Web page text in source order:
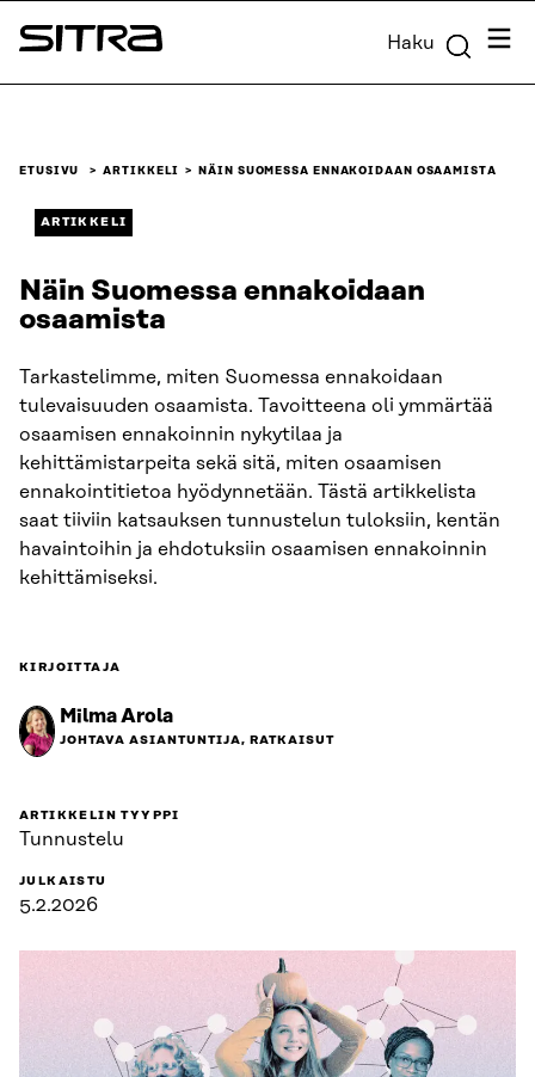
Siirry
suoraan
Sitra Haku
ETUSIVU ARTIKKELI NÄIN SUOMESSA ENNAKOIDAAN OSAAMISTA
ARTIKKELI
Näin Suomessa ennakoidaan
osaamista
Tarkastelimme, miten Suomessa ennakoidaan
tulevaisuuden osaamista. Tavoitteena oli ymmärtää
osaamisen ennakoinnin nykytilaa ja
kehittämistarpeita sekä sitä, miten osaamisen
ennakointitietoa hyödynnetään. Tästä artikkelista
saat tiiviin katsauksen tunnustelun tuloksiin, kentän
havaintoihin ja ehdotuksiin osaamisen ennakoinnin
kehittämiseksi.
KIRJOITTAJA
Milma Arola
JOHTAVA ASIANTUNTIJA, RATKAISUT
ARTIKKELIN TYYPPI
Tunnustelu
JULKAISTU
5.2.2026